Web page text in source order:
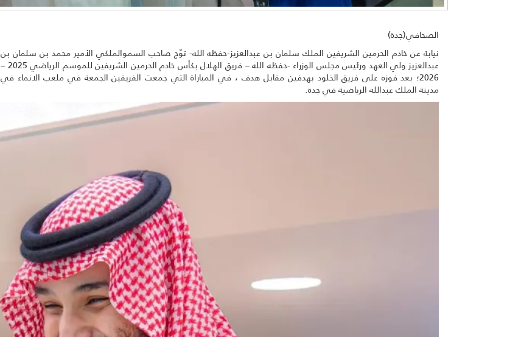
الصحافي(جدة)
نيابة عن خادم الحرمين الشريفين الملك سلمان بن عبدالعزيز-حفظه الله- توّج صاحب السموالملكي الأمير محمد بن سلمان بن
عبدالعزيز ولي العهد ورئيس مجلس الوزراء -حفظه الله – فريق الهلال بكأس خادم الحرمين الشريفين للموسم الرياضي 2025 –
2026؛ بعد فوزه على فريق الخلود بهدفين مقابل هدف ، في المباراة التي جمعت الفريقين الجمعة في ملعب الانماء في
مدينة الملك عبدالله الرياضية في جدة.